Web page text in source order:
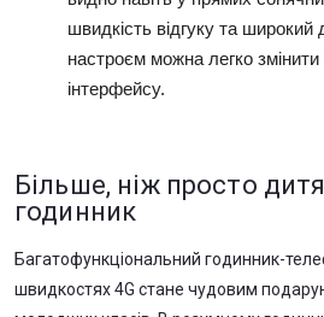
швидкість відгуку та широкий
настроєм можна легко
інтерфейсу.
Більше, ніж просто
годинник
Багатофункціональний годинник-
швидкостях 4G стане чудовим